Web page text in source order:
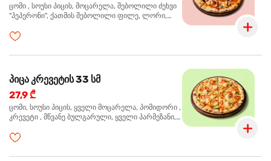
ცომი , სოუსი პიცის, მოცარელა, შებოლილი ძეხვი
"პეპერონი", ქათმის შებოლილი ფილე, ლორი,
პიცა კრევეტის 33 სმ
27,9 ₾
ცომი, სოუსი პიცის, ყველი მოცარელა, პომიდორი ,
კრევეტი , მწვანე ბულგარული, ყველი პარმეზანი,